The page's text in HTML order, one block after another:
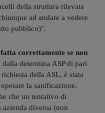
della struttura rilevata
ad andare a vedere
pubblico)".
correttamente se non
determina ASP di pari
della ASL, è stata
la sanificazione.
che un tentativo di
azienda diversa (non